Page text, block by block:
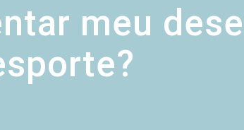
meu